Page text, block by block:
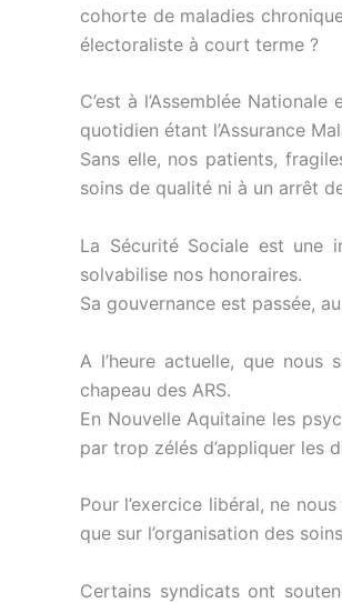
cohorte de maladies
électoraliste à court terme ?
C’est à l’Assemblée
quotidien étant l’Assurance
Sans elle, nos patients,
soins de qualité ni à un arrêt
La Sécurité Sociale est une
solvabilise nos honoraires.
Sa gouvernance est passée,
A l’heure actuelle, que nous
chapeau des ARS.
En Nouvelle Aquitaine les
par trop zélés d’appliquer les
Pour l’exercice libéral, ne
que sur l’organisation des
Certains syndicats ont